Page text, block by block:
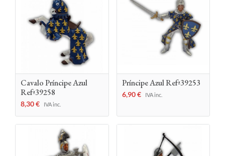
Cavalo Príncipe Azul
Refª39258
8,30€ IVA inc.
Príncipe Azul Refª39253
6,90€ IVA inc.